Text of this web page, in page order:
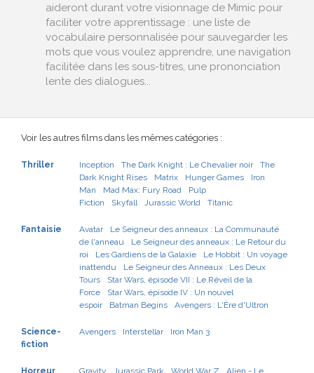
aideront durant votre visionnage de Mimic pour
faciliter votre apprentissage : une liste de
vocabulaire personnalisée pour sauvegarder les
mots que vous voulez apprendre, une navigation
facilitée dans les sous-titres, une prononciation
lente des dialogues...
Voir les autres films dans les mêmes catégories :
Thriller Inception The Dark Knight : Le Chevalier noir
The
Dark Knight Rises
Matrix Hunger Games
Iron
Man
Mad Max: Fury Road
Pulp
Fiction
Skyfall Jurassic World Titanic
Fantaisie Avatar
Le Seigneur des anneaux : La Communauté
de l'anneau
Le Seigneur des anneaux : Le Retour du
roi
Les Gardiens de la Galaxie
Le Hobbit : Un voyage
inattendu
Le Seigneur des Anneaux : Les Deux
Tours
Star Wars, épisode VII : Le Réveil de la
Force
Star Wars, épisode IV : Un nouvel
espoir
Batman Begins Avengers : L'Ère d'Ultron
Science-
fiction
Avengers Interstellar Iron Man 3
Horreur Gravity Jurassic Park World War Z Alien - Le